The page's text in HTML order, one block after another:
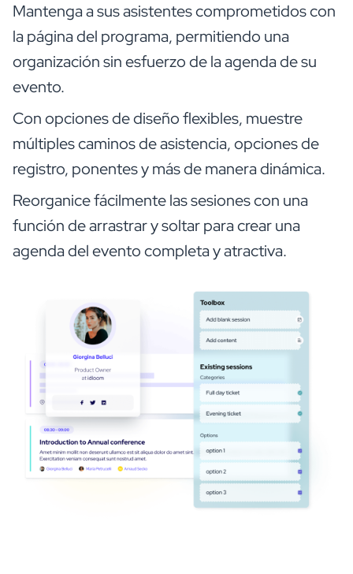
Mantenga a sus asistentes comprometidos con
la página del programa, permitiendo una
organización sin esfuerzo de la agenda de su
evento.
Con opciones de diseño flexibles, muestre
múltiples caminos de asistencia, opciones de
registro, ponentes y más de manera dinámica.
Reorganice fácilmente las sesiones con una
función de arrastrar y soltar para crear una
agenda del evento completa y atractiva.